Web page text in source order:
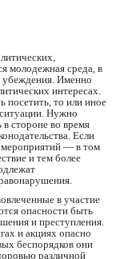
молодежная среда, в
убеждения. Именно
интересах.
посетить, то или иное
Нужно
в стороне во время
Если
мероприятий — в том
и тем более
в участие
опасности быть
и преступления.
и акциях опасно
беспорядков они
различной